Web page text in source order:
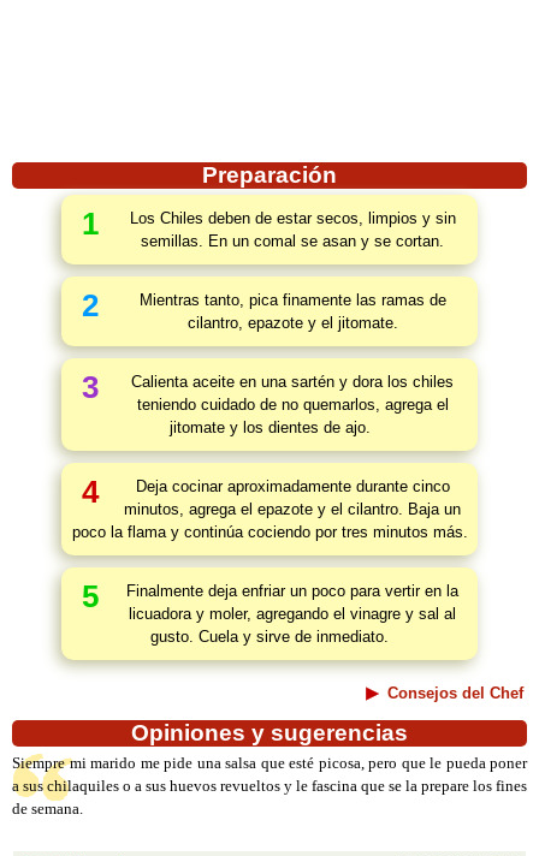
Preparación
1
Los Chiles deben de estar secos, limpios y sin
semillas. En un comal se asan y se cortan.
2
Mientras tanto, pica finamente las ramas de
cilantro, epazote y el jitomate.
3
Calienta aceite en una sartén y dora los chiles
teniendo cuidado de no quemarlos, agrega el
jitomate y los dientes de ajo.
4
Deja cocinar aproximadamente durante cinco
minutos, agrega el epazote y el cilantro. Baja un
poco la flama y continúa cociendo por tres minutos más.
5
Finalmente deja enfriar un poco para vertir en la
licuadora y moler, agregando el vinagre y sal al
gusto. Cuela y sirve de inmediato.
Consejos del Chef
Opiniones y sugerencias
Siempre mi marido me pide una salsa que esté picosa, pero que le pueda poner
a sus chilaquiles o a sus huevos revueltos y le fascina que se la prepare los fines
de semana.